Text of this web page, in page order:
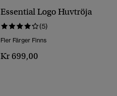
Essential Logo Huvtröja
(5)
Fler Färger Finns
Kr 699,00